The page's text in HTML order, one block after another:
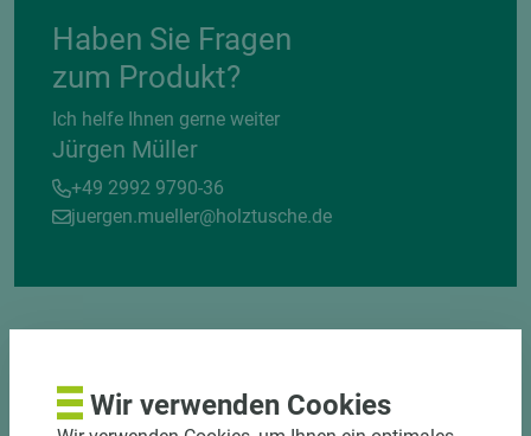
Haben Sie Fragen
zum Produkt?
Ich helfe Ihnen gerne weiter
Jürgen Müller
+49 2992 9790-36
juergen.mueller@holztusche.de
Wir verwenden Cookies